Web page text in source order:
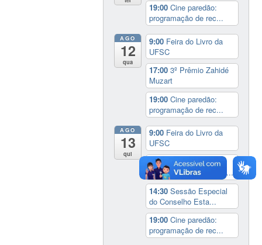
19:00Cine paredão:
programação de rec...
AGO
12
qua
9:00 Feira do Livro da
UFSC
17:003º Prêmio Zahidé
Muzart
19:00Cine paredão:
programação de rec...
AGO
13
qui
9:00 Feira do Livro da
UFSC
14:00
Seminário
Internacional ‘Ninguém...
14:30Sessão Especial
do Conselho Esta...
19:00Cine paredão:
programação de rec...